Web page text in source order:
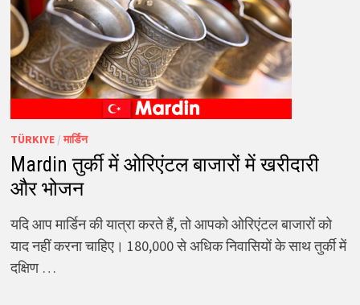
TÜRKIYE/मार्डिन
Mardin तुर्की में ओरिएंटल बाजारों में खरीदारी
और भोजन
यदि आप मार्डिन की यात्रा करते हैं, तो आपको ओरिएंटल बाजारों को
याद नहीं करना चाहिए। 180,000 से अधिक निवासियों के साथ तुर्की में
दक्षिण …